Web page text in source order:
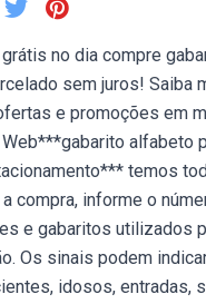
no dia compre
sem juros! Saiba
e promoções em
alfabeto
temos
compra, informe o
e gabaritos utilizados
Os sinais podem
idosos, entradas,